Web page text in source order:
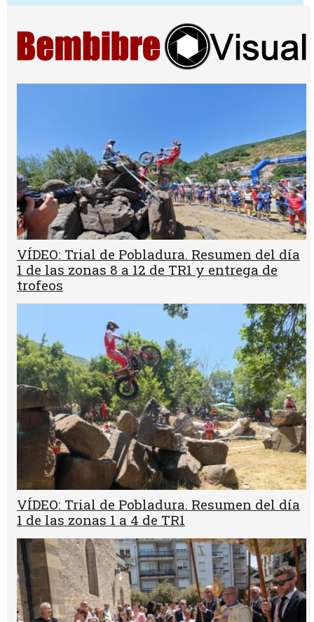
VÍDEO: Trial de Pobladura. Resumen del día
1 de las zonas 8 a 12 de TR1 y entrega de
trofeos
VÍDEO: Trial de Pobladura. Resumen del día
1 de las zonas 1 a 4 de TR1